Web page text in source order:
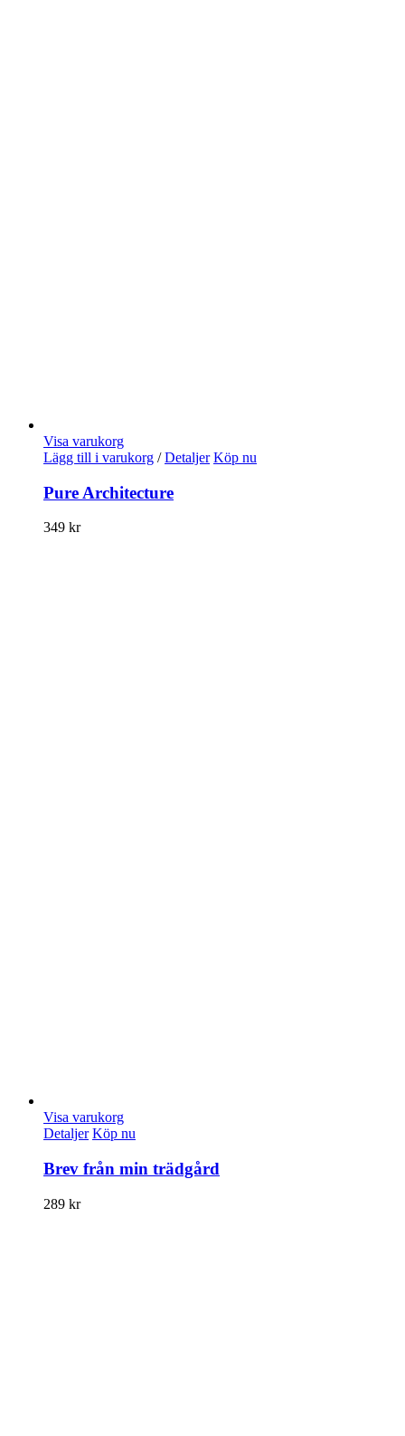
Visa varukorg
Lägg till i varukorg / Detaljer Köp nu
Pure Architecture
349 kr
Visa varukorg
Detaljer Köp nu
Brev från min trädgård
289 kr